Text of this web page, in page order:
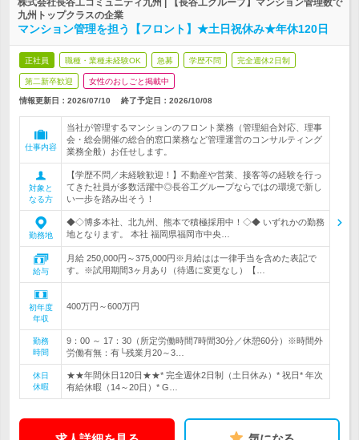
株式会社長谷工コミュニティ九州 | 【長谷工グループ】マンション管理数で
九州トップクラスの企業
マンション管理を担う【フロント】★土日祝休み★年休120日
正社員 職種・業種未経験OK 急募 学歴不問 完全週休2日制
第二新卒歓迎 女性のおしごと掲載中
情報更新日：2026/07/10 終了予定日： 2026/10/08
仕事内容
当社が管理するマンションのフロント業務（管理組合対応、理事
会・総会開催の総合的窓口業務など管理運営のコンサルティング
業務全般）お任せします。
対象と
なる方
【学歴不問／未経験歓迎！】不動産や営業、接客等の経験を行っ
てきた社員が多数活躍中◎長谷工グループならではの環境で新し
い一歩を踏み出そう！
勤務地
◆◇博多本社、北九州、熊本で積極採用中！◇◆ いずれかの勤務
地となります。 本社 福岡県福岡市中央…
給与
月給 250,000円～375,000円※月給はは一律手当を含めた表記で
す。※試用期間3ヶ月あり（待遇に変更なし）【…
初年度
年収
400万円～600万円
勤務
時間
9：00 ～ 17：30（所定労働時間7時間30分／休憩60分）※時間外
労働有無：有└残業月20～3…
休日
休暇
★★年間休日120日★★* 完全週休2日制（土日休み）* 祝日* 年次
有給休暇（14～20日）* G…